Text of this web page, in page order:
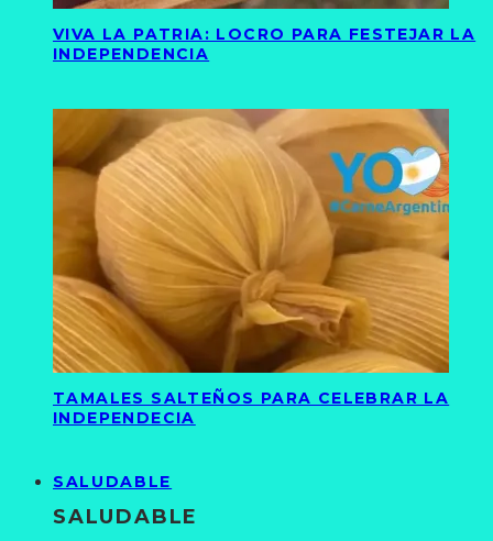
VIVA LA PATRIA: LOCRO PARA FESTEJAR LA
INDEPENDENCIA
TAMALES SALTEÑOS PARA CELEBRAR LA
INDEPENDECIA
SALUDABLE
SALUDABLE